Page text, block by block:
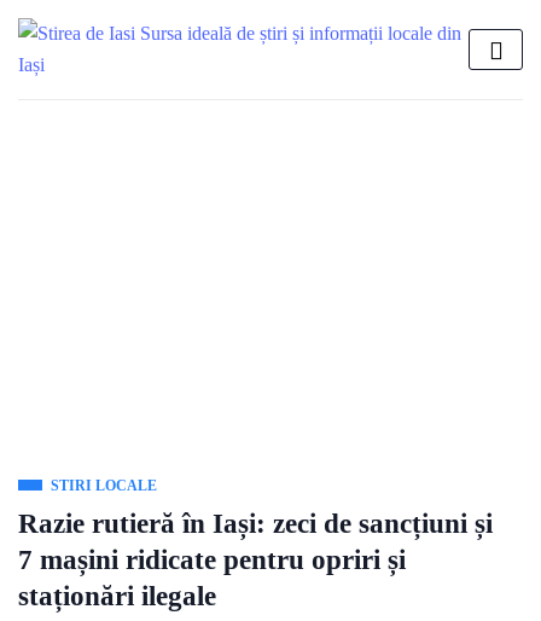
STIRI LOCALE
Razie rutieră în Iași: zeci de sancțiuni și
7 mașini ridicate pentru opriri și
staționări ilegale